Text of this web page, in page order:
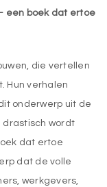
een boek dat ertoe
die vertellen
Hun verhalen
onderwerp uit de
drastisch wordt
dat ertoe
dat de volle
werkgevers,